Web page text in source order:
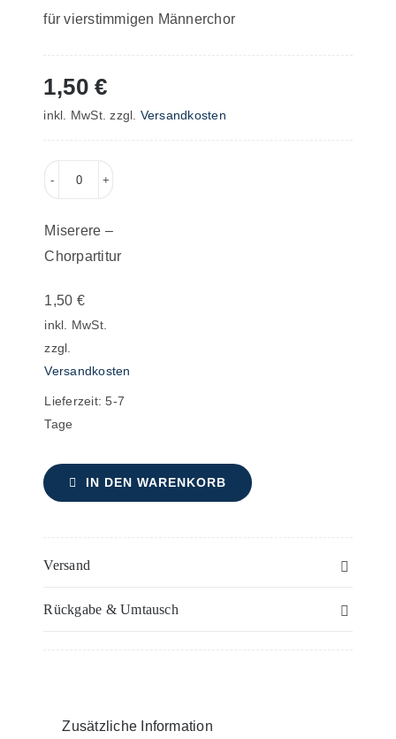
für vierstimmigen Männerchor
1,50€
inkl. MwSt. zzgl. Versandkosten
Menge
Miserere –
Chorpartitur
1,50 €
inkl. MwSt.
zzgl.
Versandkosten
Lieferzeit:5-7
Tage
IN DEN WARENKORB
Versand
Rückgabe & Umtausch
Zusätzliche Information